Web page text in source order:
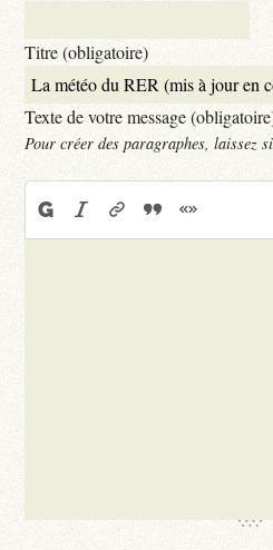
Titre (obligatoire)
Texte de votre message
Pour créer des paragraphes, laissez